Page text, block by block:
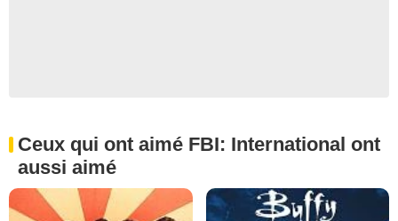
Ceux qui ont aimé FBI: International ont
aussi aimé